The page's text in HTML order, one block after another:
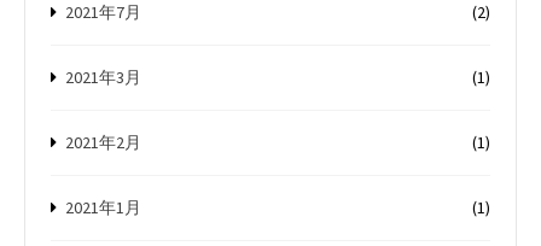
2021年7月 (2)
2021年3月 (1)
2021年2月 (1)
2021年1月 (1)